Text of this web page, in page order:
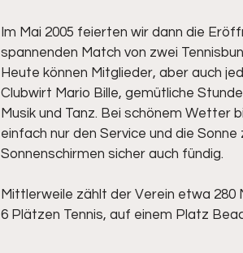
Im Mai 2005 feierten wir dann die
spannenden Match von zwei
Heute können Mitglieder, aber auch
Clubwirt Mario Bille, gemütliche
Musik und Tanz. Bei schönem Wetter
einfach nur den Service und die
Sonnenschirmen sicher auch fündig.
Mittlerweile zählt der Verein etwa 280
6 Plätzen Tennis, auf einem Platz